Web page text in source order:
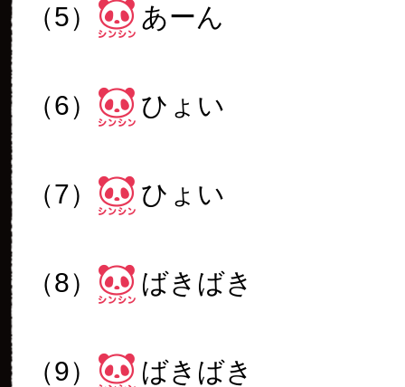
（5） あーん
（6） ひょい
（7） ひょい
（8） ばきばき
（9） ばきばき